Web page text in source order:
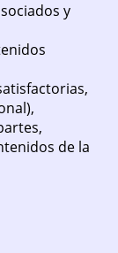
y
de la